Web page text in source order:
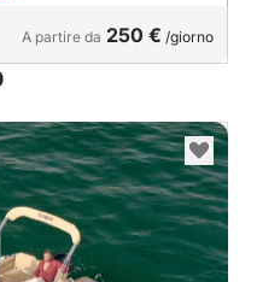
A partire da 250 € /giorno